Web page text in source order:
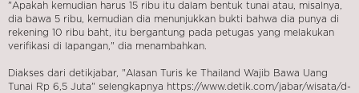
"Apakah kemudian harus 15 ribu itu dalam bentuk tunai atau, misalnya,
dia bawa 5 ribu, kemudian dia menunjukkan bukti bahwa dia punya di
rekening 10 ribu baht, itu bergantung pada petugas yang melakukan
verifikasi di lapangan," dia menambahkan.
Diakses dari detikjabar, "Alasan Turis ke Thailand Wajib Bawa Uang
Tunai Rp 6,5 Juta" selengkapnya https://www.detik.com/jabar/wisata/d-